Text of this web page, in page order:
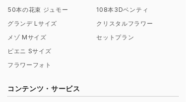
50本の花束 ジュモー
グランデ Lサイズ
メゾ Mサイズ
ピエニ Sサイズ
フラワーフォト
108本3Dベンティ
クリスタルフラワー
セットプラン
コンテンツ・サービス